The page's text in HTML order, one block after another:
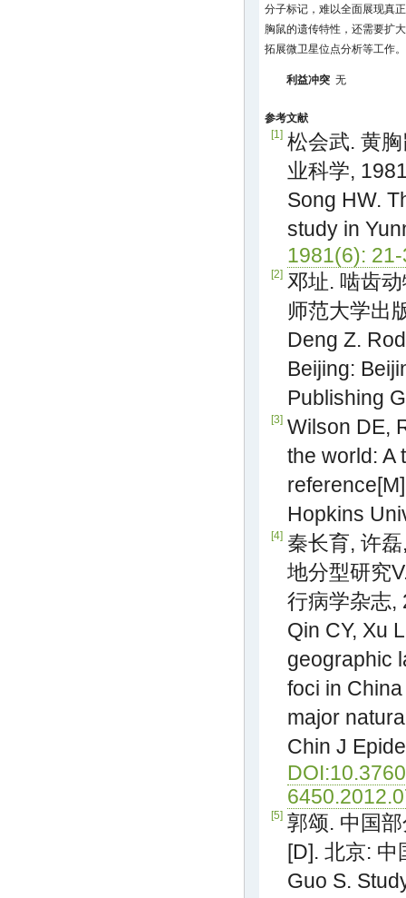
分子标记，难以全面展现真
胸鼠的遗传特性，还需要扩
拓展微卫星位点分析等工作。
利益冲突 无
参考文献
[1] 松会武. 黄
业科学,
Song HW.
study in
1981(6):
[2] 邓址. 啮齿
师范大学出
Deng Z.
Beijing:
Publishing
[3] Wilson DE,
the world: A
Hopkins
[4] 秦长育, 许
地分型研究
行病学杂志,
Qin CY, Xu
geographic
foci in
major
Chin J
[5] 郭颂. 中国
[D]. 北京:
Guo S.